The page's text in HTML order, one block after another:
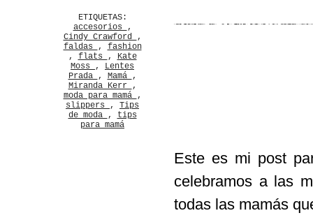
ETIQUETAS:
accesorios
,
Cindy Crawford ,
faldas
, fashion
, flats ,
Kate
Moss , Lentes
Prada , Mamá ,
Miranda Kerr ,
moda para mamá ,
slippers , Tips
de moda ,
tips
para mamá
Este es mi post
celebramos a las
todas las mamás